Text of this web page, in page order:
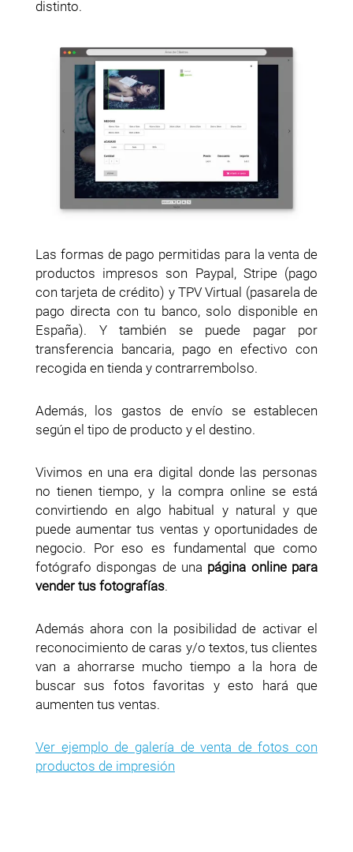
distinto.
Las formas de pago permitidas para la venta de
productos impresos son Paypal, Stripe (pago
con tarjeta de crédito) y TPV Virtual (pasarela de
pago directa con tu banco, solo disponible en
España). Y también se puede pagar por
transferencia bancaria, pago en efectivo con
recogida en tienda y contrarrembolso.
Además, los gastos de envío se establecen
según el tipo de producto y el destino.
Vivimos en una era digital donde las personas
no tienen tiempo, y la compra online se está
convirtiendo en algo habitual y natural y que
puede aumentar tus ventas y oportunidades de
negocio. Por eso es fundamental que como
fotógrafo dispongas de una página online para
vender tus fotografías.
Además ahora con la posibilidad de activar el
reconocimiento de caras y/o textos, tus clientes
van a ahorrarse mucho tiempo a la hora de
buscar sus fotos favoritas y esto hará que
aumenten tus ventas.
Ver ejemplo de galería de venta de fotos con
productos de impresión